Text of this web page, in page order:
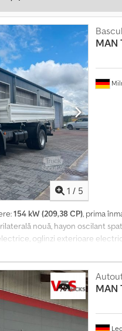
1 / 5
MAN
154 kW (209,38 CP), prima
nouă, hayon oscilant
oglinzi exterioare
MAN